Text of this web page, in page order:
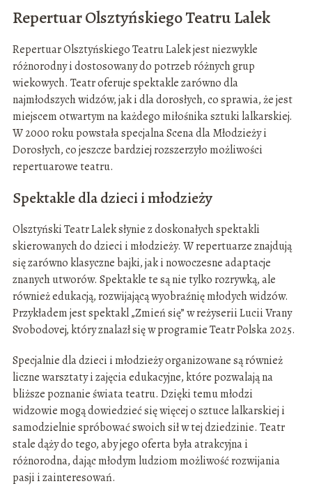
Repertuar Olsztyńskiego Teatru Lalek
Repertuar Olsztyńskiego Teatru Lalek jest niezwykle
różnorodny i dostosowany do potrzeb różnych grup
wiekowych. Teatr oferuje spektakle zarówno dla
najmłodszych widzów, jak i dla dorosłych, co sprawia, że jest
miejscem otwartym na każdego miłośnika sztuki lalkarskiej.
W 2000 roku powstała specjalna Scena dla Młodzieży i
Dorosłych, co jeszcze bardziej rozszerzyło możliwości
repertuarowe teatru.
Spektakle dla dzieci i młodzieży
Olsztyński Teatr Lalek słynie z doskonałych spektakli
skierowanych do dzieci i młodzieży. W repertuarze znajdują
się zarówno klasyczne bajki, jak i nowoczesne adaptacje
znanych utworów. Spektakle te są nie tylko rozrywką, ale
również edukacją, rozwijającą wyobraźnię młodych widzów.
Przykładem jest spektakl „Zmień się” w reżyserii Lucii Vrany
Svobodovej, który znalazł się w programie Teatr Polska 2025.
Specjalnie dla dzieci i młodzieży organizowane są również
liczne warsztaty i zajęcia edukacyjne, które pozwalają na
bliższe poznanie świata teatru. Dzięki temu młodzi
widzowie mogą dowiedzieć się więcej o sztuce lalkarskiej i
samodzielnie spróbować swoich sił w tej dziedzinie. Teatr
stale dąży do tego, aby jego oferta była atrakcyjna i
różnorodna, dając młodym ludziom możliwość rozwijania
pasji i zainteresowań.